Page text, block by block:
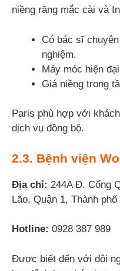
niềng răng mắc cài và
Có bác sĩ
nghiệm.
Máy móc hiện
Giá niềng trong
Paris phù hợp với
dịch vụ đồng bộ.
2.3. Bệnh viện
Địa chỉ: 244A Đ. Cống
Lão, Quận 1, Thành
Hotline: 0928 387 989
Được biết đến với đội